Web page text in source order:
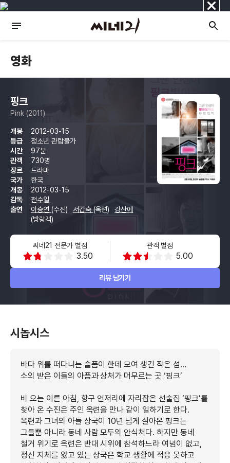
닫
기
영화
핑크
Pink (2011)
개봉
2012-03-15
등급
청소년 관람불가
시간
97분
관객
730명
장르
드라마
국가
한국
개봉
2012-03-15
감독
전수일
출연
이승연 (수진) 서갑숙 (옥련)
강산에
(방랑객)
씨네21 전문가 별점
3.50
관객 별점
5.00
리뷰 남기기
시놉시스
바다 위를 떠다니는 슬픔이 한데 모여 생긴 작은 섬…
소외 받은 이들의 아픔과 상처가 머무르는 곳 ‘핑크’
비 오는 이른 아침, 항구 언저리에 자리잡은 선술집 ‘핑크’를
찾아 온 수진은 주인 옥련을 만나 같이 일하기로 한다.
옥련과 그녀의 아들 상국이 10년 넘게 살아온 핑크는
그들뿐 아니라 동네 사람 모두의 안식처다. 하지만 동네
철거 위기로 옥련은 반대 시위에 참석하느라 여념이 없고,
정신 지체를 앓고 있는 상국은 학교 생활에 적응 못하고